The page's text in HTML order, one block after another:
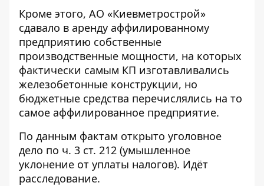
Кроме этого, АО «Киевметрострой»
сдавало в аренду аффилированному
предприятию собственные
производственные мощности, на которых
фактически самым КП изготавливались
железобетонные конструкции, но
бюджетные средства перечислялись на то
самое аффилированное предприятие.
По данным фактам открыто уголовное
дело по ч. 3 ст. 212 (умышленное
уклонение от уплаты налогов). Идёт
расследование.